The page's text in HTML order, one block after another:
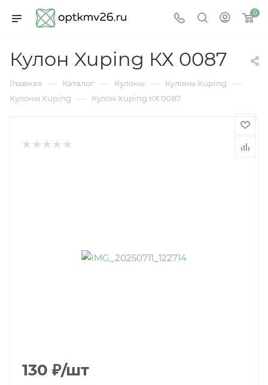
0
Кулон Xuping КХ 0087
Главная — Каталог — Кулоны — Кулоны Xuping —
Кулоны Xuping — Кулон Xuping КХ 0087
130 ₽/шт